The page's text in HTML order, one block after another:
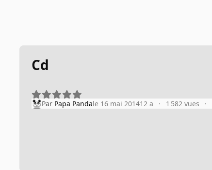
Cd
Par Papa Pandale 16 mai 201412 a 1 582 vues